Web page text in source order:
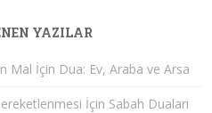
YAZILAR
Mal İçin Dua: Ev, Araba ve Arsa
İçin Sabah Duaları